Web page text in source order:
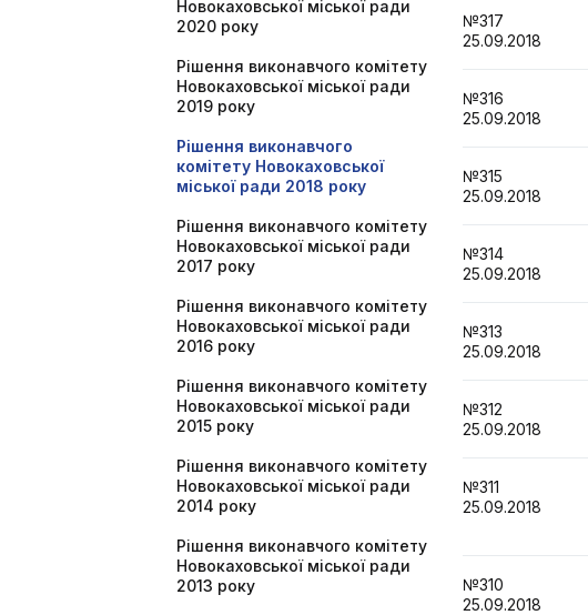
Новокаховської міської ради
2020 року
Рішення виконавчого комітету
Новокаховської міської ради
2019 року
Рішення виконавчого
комітету Новокаховської
міської ради 2018 року
Рішення виконавчого комітету
Новокаховської міської ради
2017 року
Рішення виконавчого комітету
Новокаховської міської ради
2016 року
Рішення виконавчого комітету
Новокаховської міської ради
2015 року
Рішення виконавчого комітету
Новокаховської міської ради
2014 року
Рішення виконавчого комітету
Новокаховської міської ради
2013 року
№317
25.09.2018
№316
25.09.2018
№315
25.09.2018
№314
25.09.2018
№313
25.09.2018
№312
25.09.2018
№311
25.09.2018
№310
25.09.2018